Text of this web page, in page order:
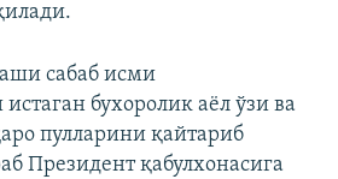
сабаб исми
бухоролик аёл ўзи ва
пулларини қайтариб
Президент қабулхонасига